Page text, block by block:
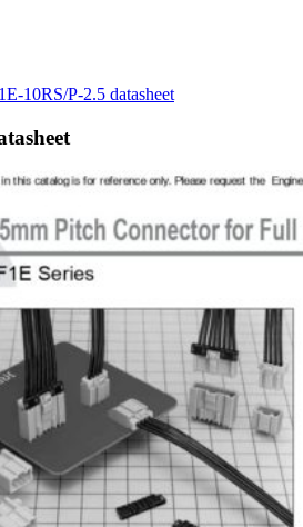
10RS/P-2.5 datasheet